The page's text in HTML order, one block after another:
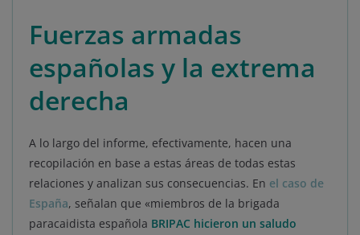
Fuerzas armadas
españolas y la extrema
derecha
A lo largo del informe, efectivamente, hacen una
recopilación en base a estas áreas de todas estas
relaciones y analizan sus consecuencias. En el caso de
España, señalan que «miembros de la brigada
paracaidista española BRIPAC hicieron un saludo